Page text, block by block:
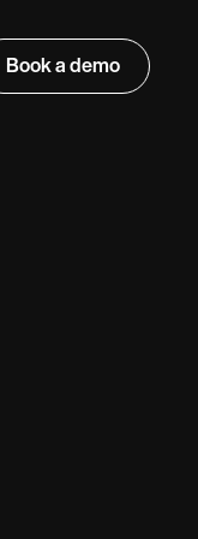
Book a demo